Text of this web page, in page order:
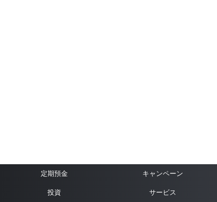
定期預金 キャンペーン
投資 サービス